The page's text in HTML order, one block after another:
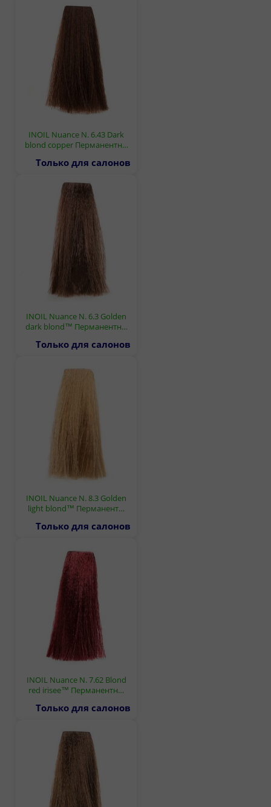
INOIL Nuance N. 6.43 Dark
blond copper Перманентн…
Только для салонов
INOIL Nuance N. 6.3 Golden
dark blond™ Перманентн…
Только для салонов
INOIL Nuance N. 8.3 Golden
light blond™ Перманент…
Только для салонов
INOIL Nuance N. 7.62 Blond
red irisee™ Перманентн…
Только для салонов